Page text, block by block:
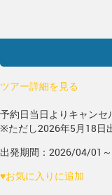
ツアー詳細を見る
予約日当日よりキャンセ
※ただし2026年5月18日
出発期間：2026/04/01
♥お気に入りに追加